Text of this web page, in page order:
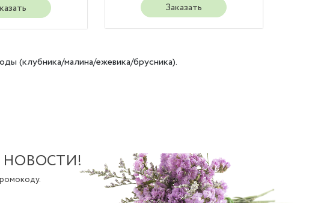
Заказать
(клубника/малина/ежевика/брусника).